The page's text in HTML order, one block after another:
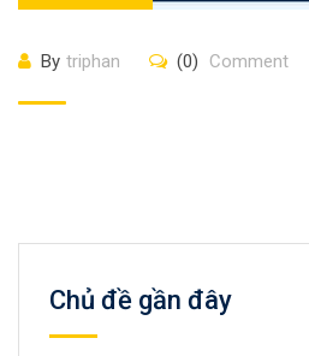
By triphan (0) Comment
Chủ đề gần đây